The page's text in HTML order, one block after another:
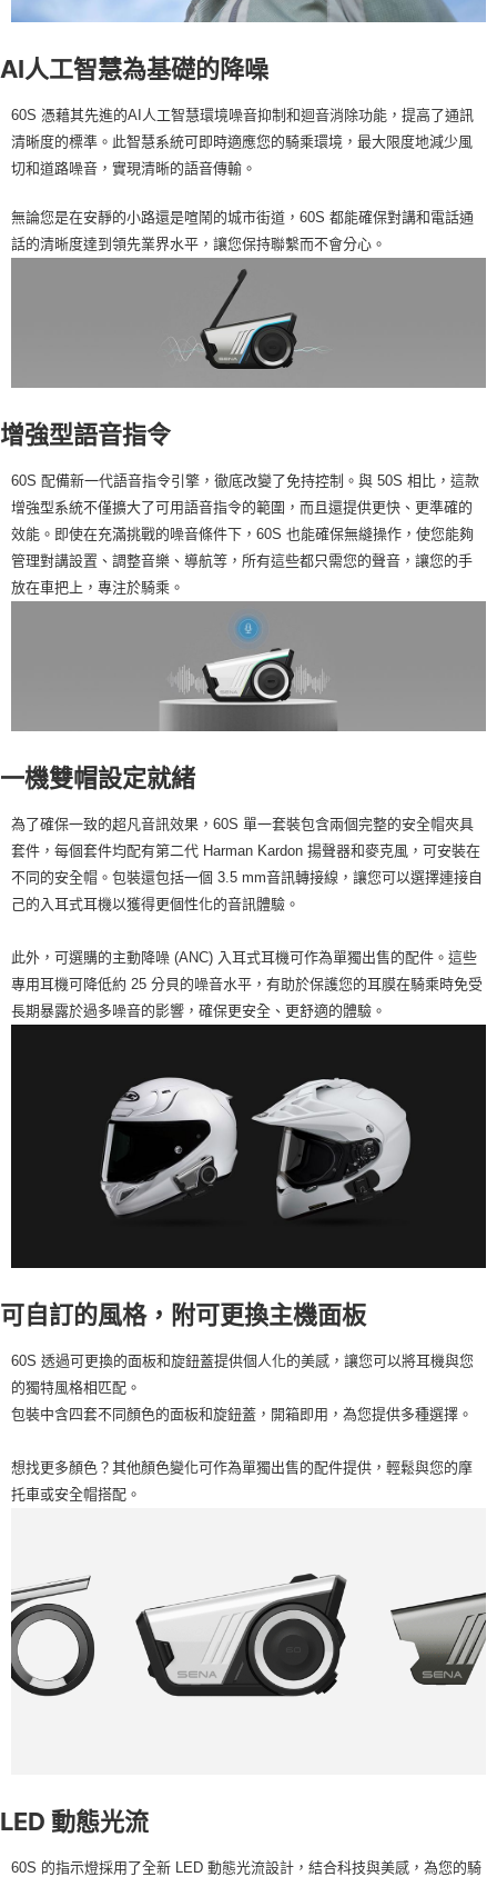
AI人工智慧為基礎的降噪
60S 憑藉其先進的AI人工智慧環境噪音抑制和迴音消除功能，提高了通訊
清晰度的標準。此智慧系統可即時適應您的騎乘環境，最大限度地減少風
切和道路噪音，實現清晰的語音傳輸。
無論您是在安靜的小路還是喧鬧的城市街道，60S 都能確保對講和電話通
話的清晰度達到領先業界水平，讓您保持聯繫而不會分心。
增強型語音指令
60S 配備新一代語音指令引擎，徹底改變了免持控制。與 50S 相比，這款
增強型系統不僅擴大了可用語音指令的範圍，而且還提供更快、更準確的
效能。即使在充滿挑戰的噪音條件下，60S 也能確保無縫操作，使您能夠
管理對講設置、調整音樂、導航等，所有這些都只需您的聲音，讓您的手
放在車把上，專注於騎乘。
一機雙帽設定就緒
為了確保一致的超凡音訊效果，60S 單一套裝包含兩個完整的安全帽夾具
套件，每個套件均配有第二代 Harman Kardon 揚聲器和麥克風，可安裝在
不同的安全帽。包裝還包括一個 3.5 mm音訊轉接線，讓您可以選擇連接自
己的入耳式耳機以獲得更個性化的音訊體驗。
此外，可選購的主動降噪 (ANC) 入耳式耳機可作為單獨出售的配件。這些
專用耳機可降低約 25 分貝的噪音水平，有助於保護您的耳膜在騎乘時免受
長期暴露於過多噪音的影響，確保更安全、更舒適的體驗。
可自訂的風格，附可更換主機面板
60S 透過可更換的面板和旋鈕蓋提供個人化的美感，讓您可以將耳機與您
的獨特風格相匹配。
包裝中含四套不同顏色的面板和旋鈕蓋，開箱即用，為您提供多種選擇。
想找更多顏色？其他顏色變化可作為單獨出售的配件提供，輕鬆與您的摩
托車或安全帽搭配。
LED 動態光流
60S 的指示燈採用了全新 LED 動態光流設計，結合科技與美感，為您的騎